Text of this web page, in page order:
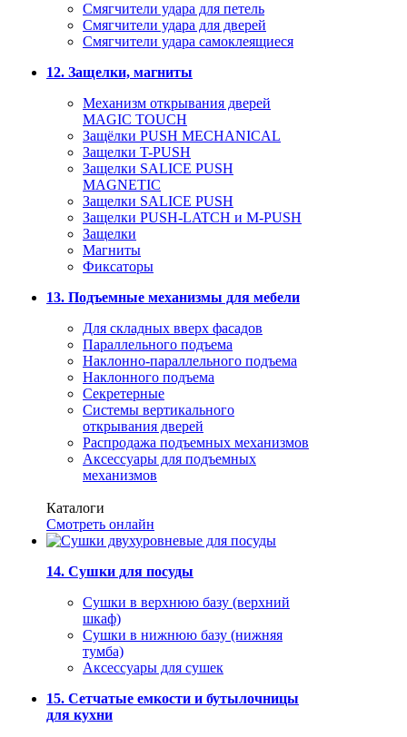
Смягчители удара для петель
Смягчители удара для дверей
Cмягчители удара самоклеящиеся
12. Защелки, магниты
Механизм открывания дверей
MAGIC TOUCH
Защёлки PUSH MECHANICAL
Защелки T-PUSH
Защелки SALICE PUSH
MAGNETIC
Защелки SALICE PUSH
Защелки PUSH-LATCH и M-PUSH
Защелки
Магниты
Фиксаторы
13. Подъемные механизмы для мебели
Для складных вверх фасадов
Параллельного подъема
Наклонно-параллельного подъема
Наклонного подъема
Секретерные
Системы вертикального
открывания дверей
Распродажа подъемных механизмов
Аксессуары для подъемных
механизмов
Каталоги
Смотреть онлайн
14. Сушки для посуды
Сушки в верхнюю базу (верхний
шкаф)
Сушки в нижнюю базу (нижняя
тумба)
Аксессуары для сушек
15. Сетчатые емкости и бутылочницы
для кухни